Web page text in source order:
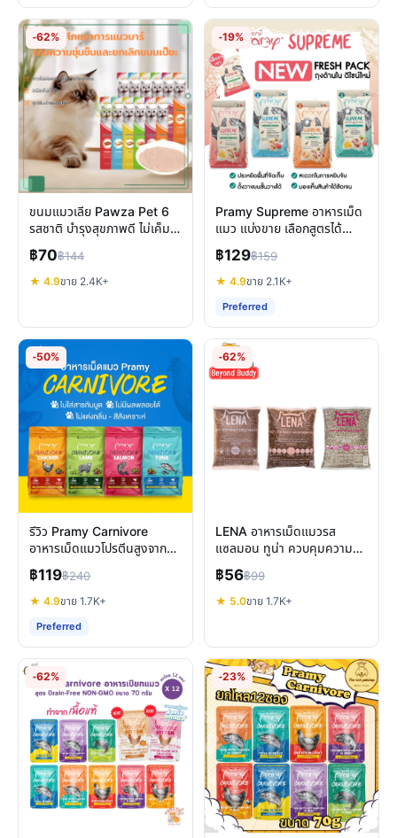
-62%
ขนมแมวเลีย Pawza Pet 6
รสชาติ บำรุงสุขภาพดี ไม่เค็ม
แมวชอบ
฿70฿144
★ 4.9ขาย 2.4K+
-19%
Pramy Supreme อาหารเม็ด
แมว แบ่งขาย เลือกสูตรได้
บำรุงครบทุกช่วงวัย
฿129฿159
★ 4.9ขาย 2.1K+
Preferred
-50%
รีวิว Pramy Carnivore
อาหารเม็ดแมวโปรตีนสูงจาก
เนื้อแท้ บำรุงครบด้าน
฿119฿240
★ 4.9ขาย 1.7K+
Preferred
-62%
LENA อาหารเม็ดแมวรส
แซลมอน ทูน่า ควบคุมความ
เค็ม รีวิวครบจบทุกมุม
฿56฿99
★ 5.0ขาย 1.7K+
-62% -23%